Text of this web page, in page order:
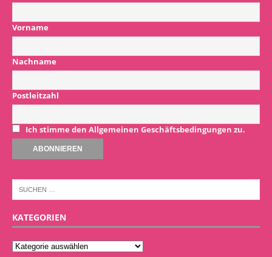
Vorname
Nachname
Postleitzahl
Ich stimme den Allgemeinen Geschäftsbedingungen zu.
KATEGORIEN